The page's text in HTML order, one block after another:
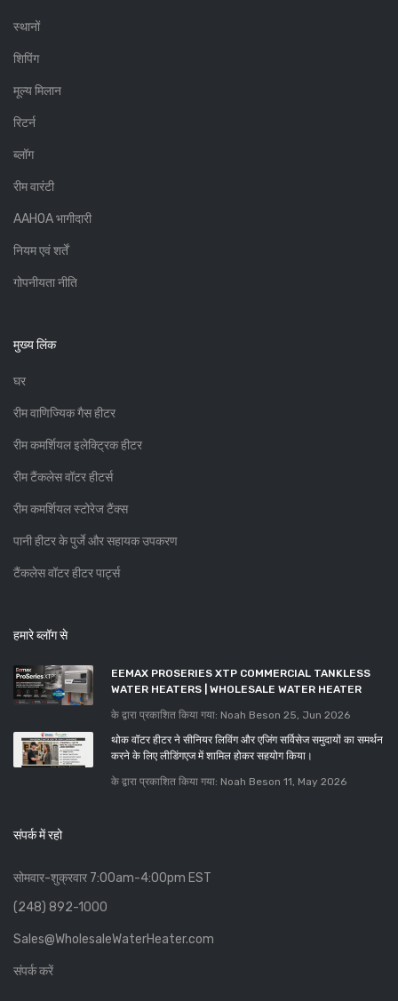
स्थानों
शिपिंग
मूल्य मिलान
रिटर्न
ब्लॉग
रीम वारंटी
AAHOA भागीदारी
नियम एवं शर्तें
गोपनीयता नीति
मुख्य लिंक
घर
रीम वाणिज्यिक गैस हीटर
रीम कमर्शियल इलेक्ट्रिक हीटर
रीम टैंकलेस वॉटर हीटर्स
रीम कमर्शियल स्टोरेज टैंक्स
पानी हीटर के पुर्जे और सहायक उपकरण
टैंकलेस वॉटर हीटर पार्ट्स
हमारे ब्लॉग से
EEMAX PROSERIES XTP COMMERCIAL TANKLESS
WATER HEATERS | WHOLESALE WATER HEATER
के द्वारा प्रकाशित किया गया: Noah Beson 25, Jun 2026
थोक वॉटर हीटर ने सीनियर लिविंग और एजिंग सर्विसेज समुदायों का समर्थन
करने के लिए लीडिंगएज में शामिल होकर सहयोग किया।
के द्वारा प्रकाशित किया गया: Noah Beson 11, May 2026
संपर्क में रहो
सोमवार-शुक्रवार 7:00am-4:00pm EST
(248) 892-1000
Sales@WholesaleWaterHeater.com
संपर्क करें